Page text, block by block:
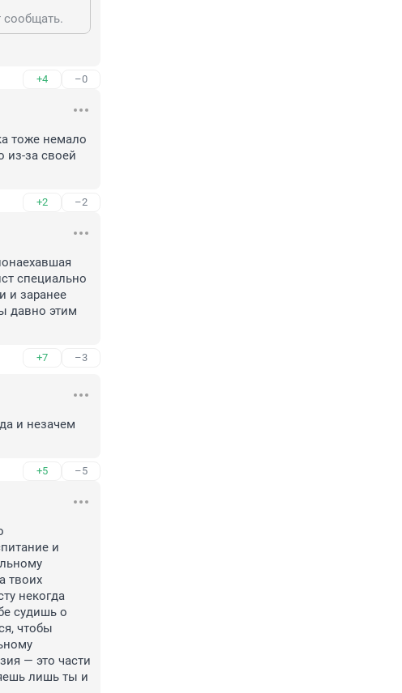
сообщать.
+4 –0
тоже немало
из-за своей
+2 –2
специально
и заранее
давно этим
+7 –3
и незачем
+5 –5
и
твоих
некогда
судишь о
чтобы
— это части
лишь ты и